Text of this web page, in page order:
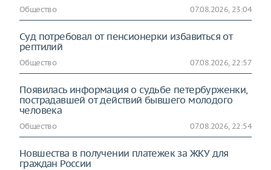
Общество 07.08.2026, 23:04
Суд потребовал от пенсионерки избавиться от
рептилий
Общество 07.08.2026, 22:57
Появилась информация о судьбе петербурженки,
пострадавшей от действий бывшего молодого
человека
Общество 07.08.2026, 22:54
Новшества в получении платежек за ЖКУ для
граждан России